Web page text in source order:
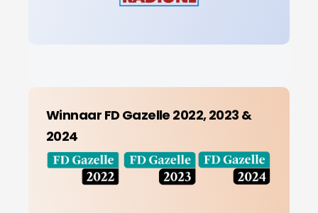
Winnaar FD Gazelle 2022, 2023 &
2024